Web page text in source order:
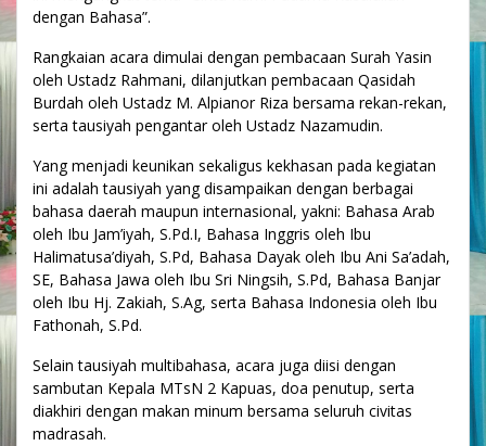
dengan Bahasa”.
Rangkaian acara dimulai dengan pembacaan Surah Yasin
oleh Ustadz Rahmani, dilanjutkan pembacaan Qasidah
Burdah oleh Ustadz M. Alpianor Riza bersama rekan-rekan,
serta tausiyah pengantar oleh Ustadz Nazamudin.
Yang menjadi keunikan sekaligus kekhasan pada kegiatan
ini adalah tausiyah yang disampaikan dengan berbagai
bahasa daerah maupun internasional, yakni: Bahasa Arab
oleh Ibu Jam’iyah, S.Pd.I, Bahasa Inggris oleh Ibu
Halimatusa’diyah, S.Pd, Bahasa Dayak oleh Ibu Ani Sa’adah,
SE, Bahasa Jawa oleh Ibu Sri Ningsih, S.Pd, Bahasa Banjar
oleh Ibu Hj. Zakiah, S.Ag, serta Bahasa Indonesia oleh Ibu
Fathonah, S.Pd.
Selain tausiyah multibahasa, acara juga diisi dengan
sambutan Kepala MTsN 2 Kapuas, doa penutup, serta
diakhiri dengan makan minum bersama seluruh civitas
madrasah.